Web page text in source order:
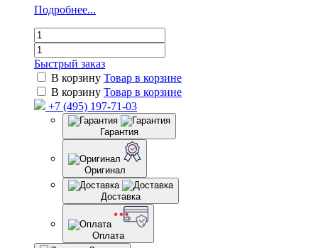
Подробнее...
Быстрый заказ
В корзину Товар в корзине
В корзину Товар в корзине
+7 (495) 197-71-03
Гарантия
Оригинал
Доставка
Оплата